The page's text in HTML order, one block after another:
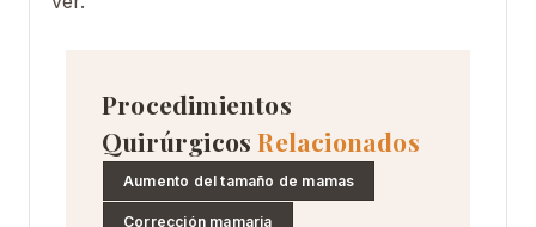
Procedimientos
Quirúrgicos Relacionados
Aumento del tamaño de mamas
Corrección mamaria